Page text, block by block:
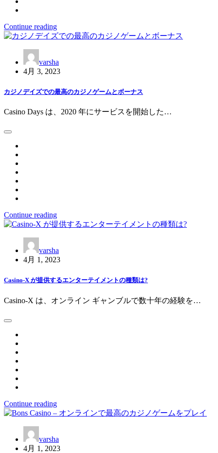
Continue reading
varsha
4月 3, 2023
カジノデイズでの最高のカジノゲームとボーナス
Casino Days は、2020 年にサービスを開始した…
Continue reading
varsha
4月 1, 2023
Casino-X が提供するエンターテイメントの種類は?
Casino-X は、オンライン ギャンブルで数十年の経験を…
Continue reading
varsha
4月 1, 2023